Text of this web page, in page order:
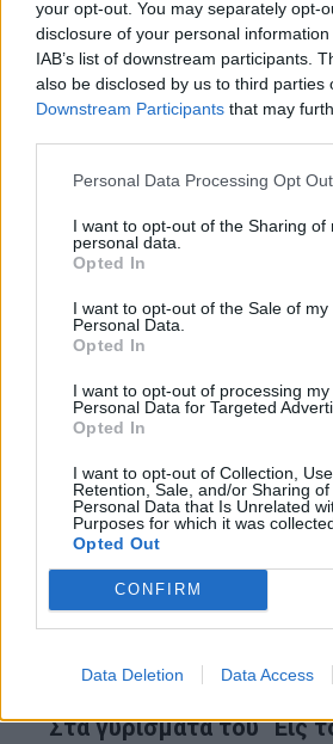
your opt-out. You may separately opt-
disclosure of your personal
IAB’s list of downstream participants.
also be disclosed by us to third parties
Downstream Participants that may
Personal Data Processing Opt
I want to opt-out of the Sharing of
personal data.
Opted In
I want to opt-out of the Sale of my
Personal Data.
Opted In
I want to opt-out of processing my
Personal Data for Targeted
Opted In
I want to opt-out of Collection, Use,
Retention, Sale, and/or Sharing of
Personal Data that Is Unrelated
Purposes for which it was
Opted Out
CONFIRM
Data Deletion Data Access
Στις αρχές της δεκαετίας του
γυρίσματα της εμπορικότερης
Τελευταίος των Μοϊκανών”, και
ηθοποιός βρίσκει την αφορμή
άλλον έναν κόσμο. Κάπως έτσι
στο δάσος όπως ο ήρωας του,
κατάλληλα το σώμα του,
μπορούσε να κυνηγήσει ή να
τις μέρες του
φτιάχνει κανό. Στα γυρίσματα,
Στα γυρίσματα του “Εις